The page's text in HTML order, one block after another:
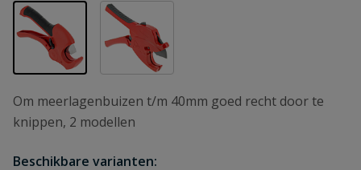
View larger image
Om meerlagenbuizen t/m 40mm goed recht door te
knippen, 2 modellen
Beschikbare varianten: